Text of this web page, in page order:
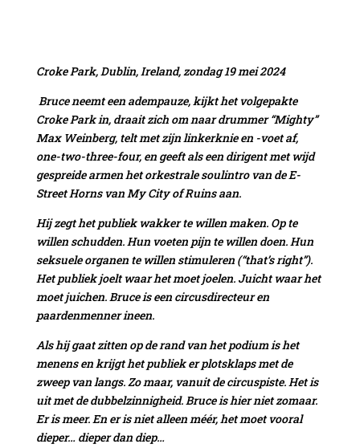
Croke Park, Dublin, Ireland, zondag 19 mei 2024
Bruce neemt een adempauze, kijkt het volgepakte
Croke Park in, draait zich om naar drummer “Mighty”
Max Weinberg, telt met zijn linkerknie en -voet af,
one-two-three-four, en geeft als een dirigent met wijd
gespreide armen het orkestrale soulintro van de E-
Street Horns van My City of Ruins aan.
Hij zegt het publiek wakker te willen maken. Op te
willen schudden. Hun voeten pijn te willen doen. Hun
seksuele organen te willen stimuleren (“that’s right”).
Het publiek joelt waar het moet joelen. Juicht waar het
moet juichen. Bruce is een circusdirecteur en
paardenmenner ineen.
Als hij gaat zitten op de rand van het podium is het
menens en krijgt het publiek er plotsklaps met de
zweep van langs. Zo maar, vanuit de circuspiste. Het is
uit met de dubbelzinnigheid. Bruce is hier niet zomaar.
Er is meer. En er is niet alleen méér, het moet vooral
dieper… dieper dan diep…